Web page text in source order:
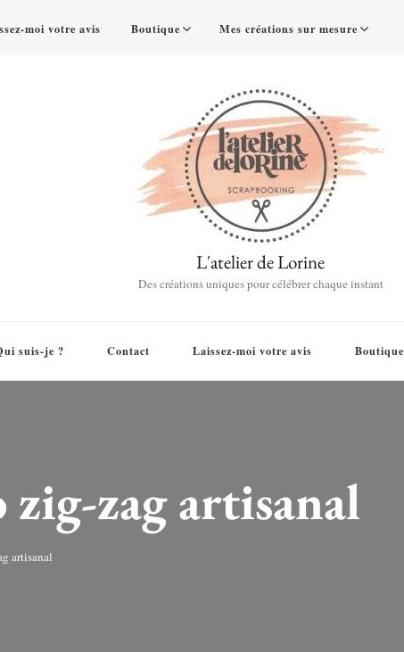
moi votre avis Boutique Mes créations sur mesure
L'atelier de Lorine
Des créations uniques pour célébrer chaque instant
suis-je ? Contact Laissez-moi votre avis Boutique
zag artisanal
artisanal